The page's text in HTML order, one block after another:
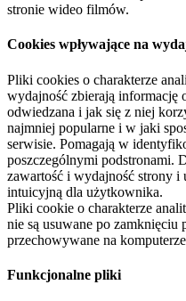
stronie wideo filmów.
Cookies wpływające na
Pliki cookies o charakterze
wydajność zbierają informację
odwiedzana i jak się z niej
najmniej popularne i w jaki
serwisie. Pomagają w
poszczególnymi podstronami.
zawartość i wydajność strony i
intuicyjną dla użytkownika.
Pliki cookie o charakterze
nie są usuwane po zamknięciu
przechowywane na
Funkcjonalne pliki